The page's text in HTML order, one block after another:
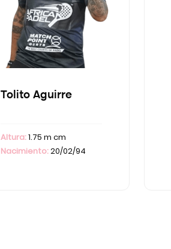
Tolito Aguirre
Altura:1.75 m cm
Nacimiento:20/02/94